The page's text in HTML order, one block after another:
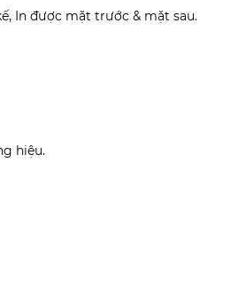
In được mặt trước & mặt sau.
hiệu.